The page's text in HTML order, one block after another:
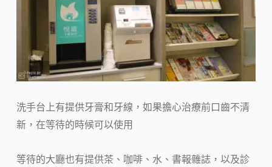
洗手台上有提供牙膏和牙線，如果擔心治療前口齒不清
新，在等待的時候可以使用
等待的大廳也有提供茶、咖啡、水、書報雜誌，以及診